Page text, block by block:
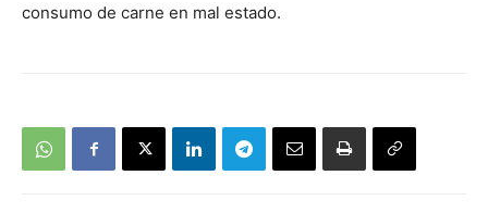
consumo de carne en mal estado.